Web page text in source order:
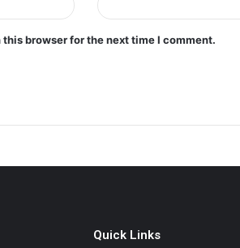
browser for the next time I comment.
Quick Links